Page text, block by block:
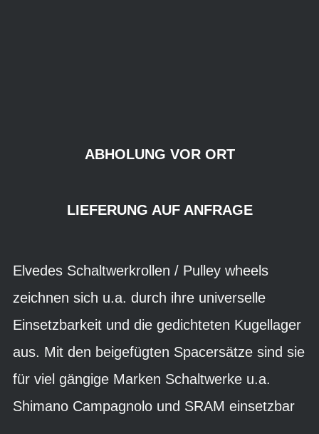
ABHOLUNG VOR ORT
LIEFERUNG AUF ANFRAGE
Elvedes Schaltwerkrollen / Pulley wheels
zeichnen sich u.a. durch ihre universelle
Einsetzbarkeit und die gedichteten Kugellager
aus. Mit den beigefügten Spacersätze sind sie
für viel gängige Marken Schaltwerke u.a.
Shimano Campagnolo und SRAM einsetzbar